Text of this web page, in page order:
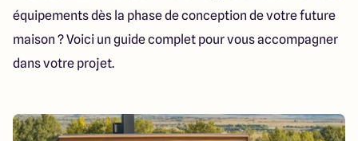
équipements dès la phase de conception de votre future
maison ? Voici un guide complet pour vous accompagner
dans votre projet.